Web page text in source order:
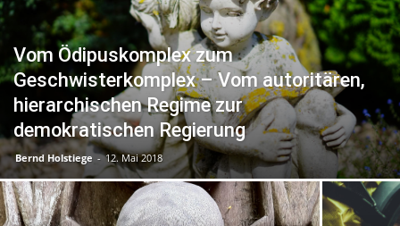
Vom Ödipuskomplex zum
Geschwisterkomplex – Vom autoritären,
hierarchischen Regime zur
demokratischen Regierung
Bernd Holstiege - 12. Mai 2018